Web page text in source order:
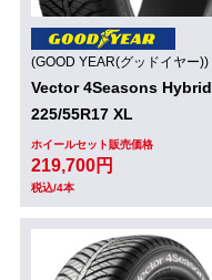
(GOOD YEAR(グッドイヤー))
Vector 4Seasons Hybrid
225/55R17 XL
ホイールセット販売価格
219,700円
税込/4本